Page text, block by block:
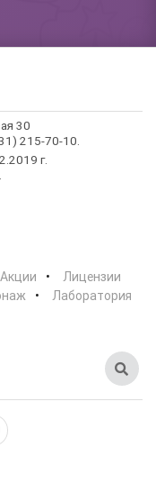
30
215-70-10.
г.
Акции
Лицензии
Лаборатория